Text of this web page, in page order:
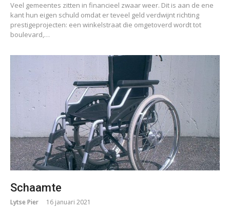
Veel gemeentes zitten in financieel zwaar weer. Dit is aan de ene
kant hun eigen schuld omdat er teveel geld verdwijnt richting
prestigeprojecten: een winkelstraat die omgetoverd wordt tot
boulevard,…
Schaamte
Lytse Pier 16 januari 2021